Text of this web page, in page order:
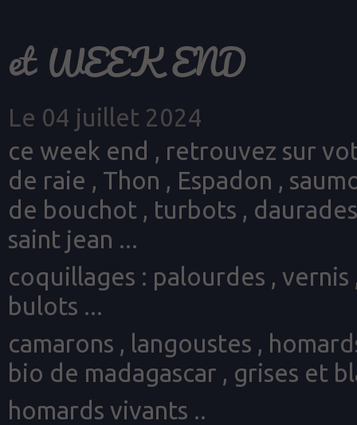
et WEEK END
Le 04 juillet 2024
ce week end , retrouvez sur
de raie , Thon , Espadon ,
de bouchot , turbots ,
saint jean ...
coquillages : palourdes ,
bulots ...
camarons , langoustes ,
bio de madagascar , grises et
homards vivants ..